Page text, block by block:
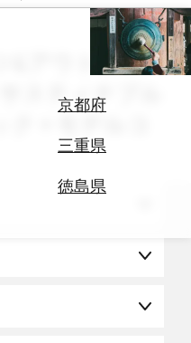
京都府
三重県
徳島県
&アウトドア ×
スティナブル